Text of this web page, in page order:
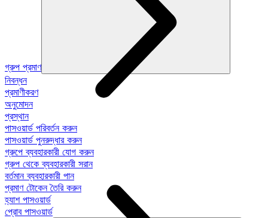
গ্রুপ প্রমাণ
নিবন্ধন
প্রমাণীকরণ
অনুমোদন
প্রস্থান
পাসওয়ার্ড পরিবর্তন করুন
পাসওয়ার্ড পুনরুদ্ধার করুন
গ্রুপে ব্যবহারকারী যোগ করুন
গ্রুপ থেকে ব্যবহারকারী সরান
বর্তমান ব্যবহারকারী পান
প্রমাণ টোকেন তৈরি করুন
হ্যাশ পাসওয়ার্ড
প্রোব পাসওয়ার্ড